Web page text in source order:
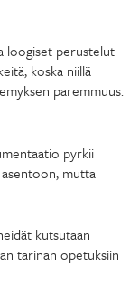
loogiset perustelut
koska niillä
paremmuus.
pyrkii
mutta
kutsutaan
tarinan opetuksiin